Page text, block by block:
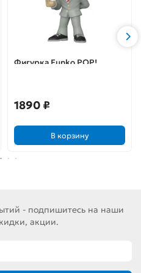
Фигурка Funko POP!
1890 ₽
В корзину
- подпишитесь на наши
акции.